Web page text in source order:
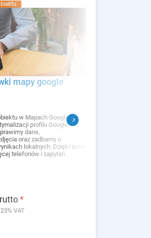
mapy google
w Mapach Google
profilu Google.
dane,
oraz zadbamy o
lokalnych. Dzięki temu
telefonów i zapytań.
*
VAT
chevron_right